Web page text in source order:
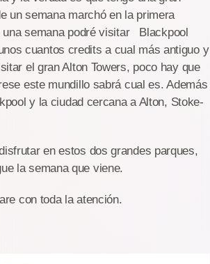
un semana marchó en la primera
una semana podré visitar Blackpool
cuantos credits a cual más antiguo y
el gran Alton Towers, poco hay que
este mundillo sabrá cual es. Además
y la ciudad cercana a Alton, Stoke-
en estos dos grandes parques,
la semana que viene.
con toda la atención.